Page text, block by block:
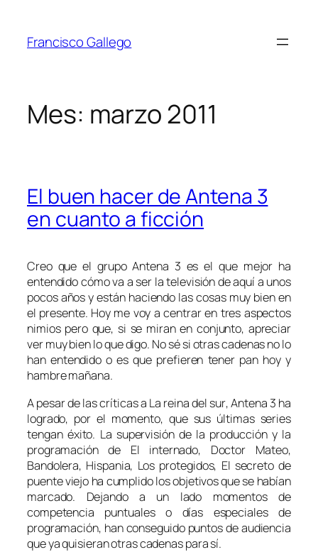
contenido
Francisco Gallego
Mes: marzo 2011
El buen hacer de Antena 3
en cuanto a ficción
Creo que el grupo Antena 3 es el que mejor ha
entendido cómo va a ser la televisión de aquí a unos
pocos años y están haciendo las cosas muy bien en
el presente. Hoy me voy a centrar en tres aspectos
nimios pero que, si se miran en conjunto, apreciar
ver muy bien lo que digo. No sé si otras cadenas no lo
han entendido o es que prefieren tener pan hoy y
hambre mañana.
A pesar de las críticas a La reina del sur, Antena 3 ha
logrado, por el momento, que sus últimas series
tengan éxito. La supervisión de la producción y la
programación de El internado, Doctor Mateo,
Bandolera, Hispania, Los protegidos, El secreto de
puente viejo ha cumplido los objetivos que se habían
marcado. Dejando a un lado momentos de
competencia puntuales o días especiales de
programación, han conseguido puntos de audiencia
que ya quisieran otras cadenas para sí.